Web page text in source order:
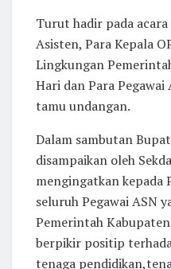
Turut hadir pada
Asisten, Para Kepala
Lingkungan
Hari dan Para
tamu undangan.
Dalam sambutan
disampaikan oleh
mengingatkan kepada
seluruh Pegawai ASN
Pemerintah
berpikir positip
tenaga